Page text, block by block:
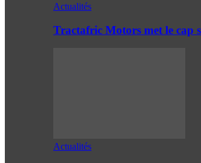
Actualités
Tractafric Motors met le cap
Actualités